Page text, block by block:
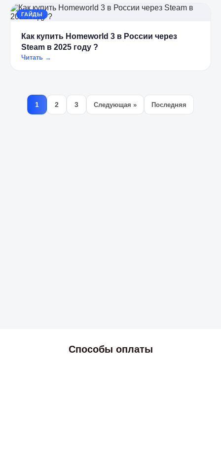
ГАЙДЫ
Как купить Homeworld 3 в России через
Steam в 2025 году ?
Читать →
1 2 3 Следующая » Последняя
Способы оплаты